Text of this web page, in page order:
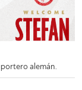
alemán.